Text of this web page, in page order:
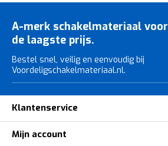
A-merk schakelmateriaal voor
de laagste prijs.
Bestel snel, veilig en eenvoudig bij
Voordeligschakelmateriaal.nl.
Klantenservice
Mijn account